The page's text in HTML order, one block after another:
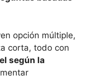
opción múltiple,
corta, todo con
según la